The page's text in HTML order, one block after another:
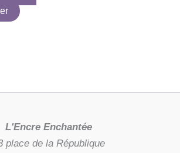
L'Encre Enchantée
place de la République